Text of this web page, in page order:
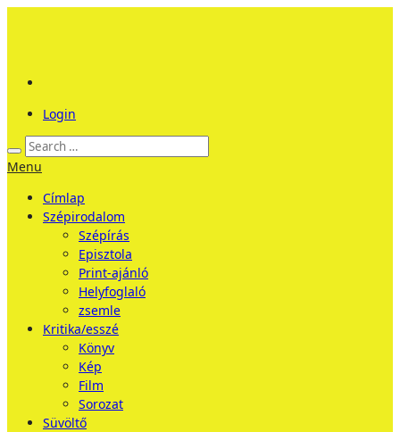
Login
Menu
Címlap
Szépirodalom
Szépírás
Episztola
Print-ajánló
Helyfoglaló
zsemle
Kritika/esszé
Könyv
Kép
Film
Sorozat
Süvöltő